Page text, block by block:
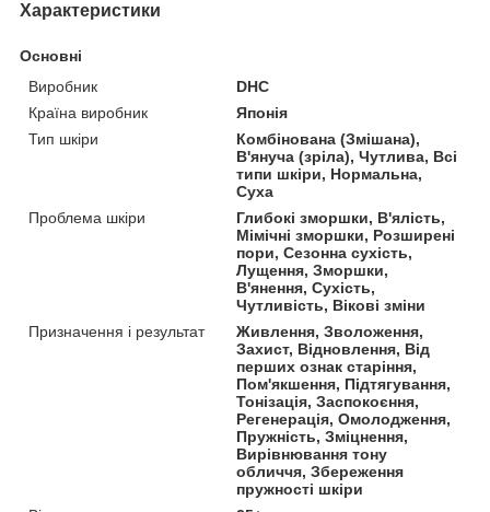
Характеристики
Основні
Виробник
DHC
Країна виробник
Японія
Тип шкіри
Комбінована (Змішана),
В'януча (зріла), Чутлива, Всі
типи шкіри, Нормальна,
Суха
Проблема шкіри
Глибокі зморшки, В'ялість,
Мімічні зморшки, Розширені
пори, Сезонна сухість,
Лущення, Зморшки,
В'янення, Сухість,
Чутливість, Вікові зміни
Призначення і результат
Живлення, Зволоження,
Захист, Відновлення, Від
перших ознак старіння,
Пом'якшення, Підтягування,
Тонізація, Заспокоєння,
Регенерація, Омолодження,
Пружність, Зміцнення,
Вирівнювання тону
обличчя, Збереження
пружності шкіри